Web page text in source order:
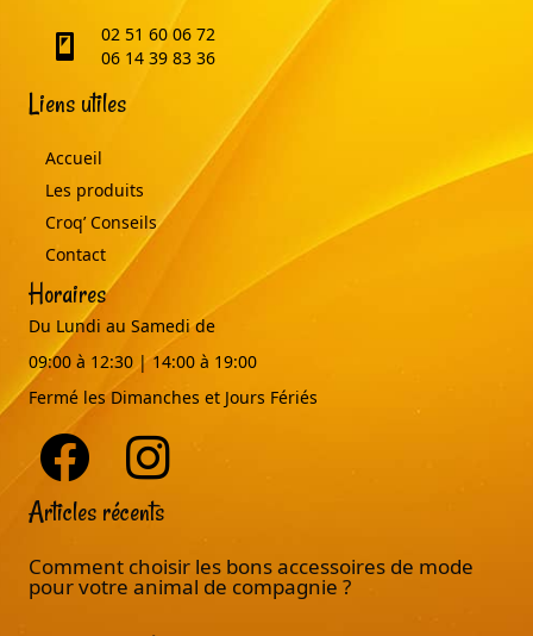
telephone02 51 60 06 72
06 14 39 83 36
Liens utiles
Accueil
Les produits
Croq’ Conseils
Contact
Horaires
Du Lundi au Samedi de
09:00 à 12:30 | 14:00 à 19:00
Fermé les Dimanches et Jours Fériés
Articles récents
Comment choisir les bons accessoires de mode
pour votre animal de compagnie ?